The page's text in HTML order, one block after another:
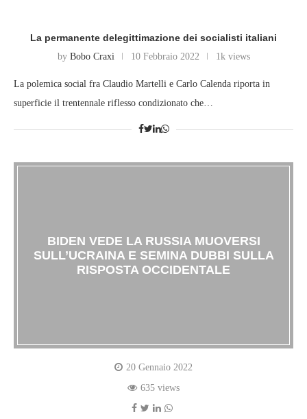
La permanente delegittimazione dei socialisti italiani
by Bobo Craxi 10 Febbraio 2022 1k views
La polemica social fra Claudio Martelli e Carlo Calenda riporta in
superficie il trentennale riflesso condizionato che…
BIDEN VEDE LA RUSSIA MUOVERSI
SULL’UCRAINA E SEMINA DUBBI SULLA
RISPOSTA OCCIDENTALE
20 Gennaio 2022
635 views